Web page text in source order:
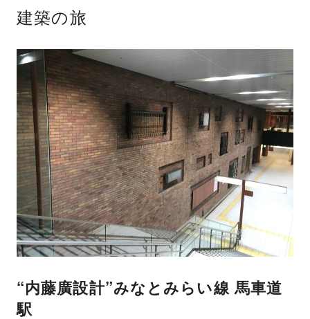
建築の旅
“内藤廣設計”みなとみらい線 馬車道
駅